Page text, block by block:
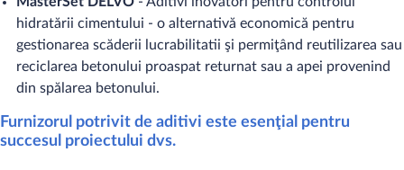
hidratării cimentului - o alternativă economică pentru
gestionarea scăderii lucrabilitatii şi permiţând reutilizarea sau
reciclarea betonului proaspat returnat sau a apei provenind
din spălarea betonului.
Furnizorul potrivit de aditivi este esenţial pentru
succesul proiectului dvs.